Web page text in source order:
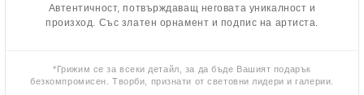
Автентичност, потвърждаващ неговата уникалност и
произход. Със златен орнамент и подпис на артиста.
*Грижим се за всеки детайл, за да бъде Вашият подарък
безкомпромисен. Творби, признати от световни лидери и галерии.